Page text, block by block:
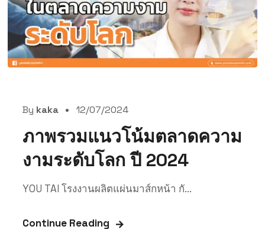
By kaka 12/07/2024
ภาพรวมแนวโน้มตลาดความ
งามระดับโลก ปี 2024
YOU TAI โรงงานผลิตแผ่นมาส์กหน้า กั...
Continue Reading